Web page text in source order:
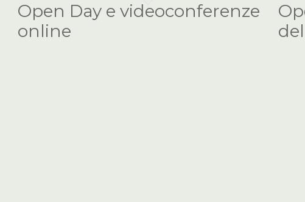
Open Day e videoconferenze
online